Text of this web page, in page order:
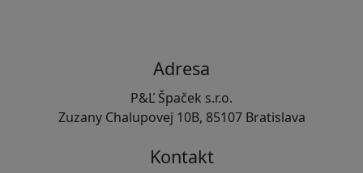
Adresa
P&Ľ Špaček s.r.o.
Zuzany Chalupovej 10B, 85107 Bratislava
Kontakt